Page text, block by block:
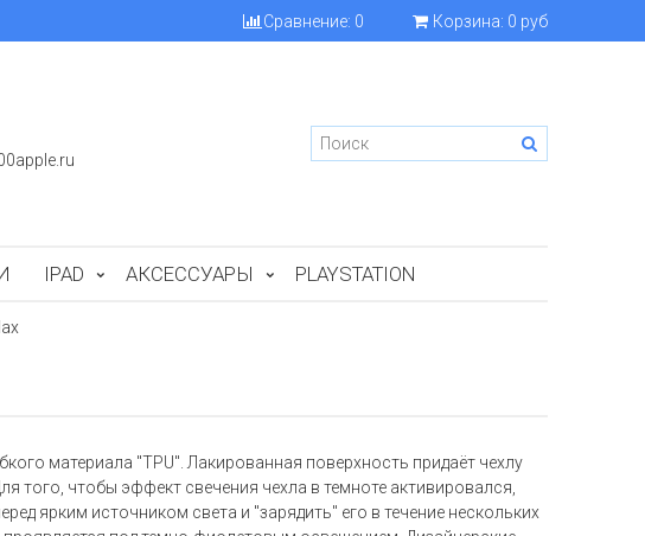
Сравнение: 0 Корзина: 0 руб
IPAD АКСЕССУАРЫ PLAYSTATION
материала "TPU". Лакированная поверхность придаёт чехлу
того, чтобы эффект свечения чехла в темноте активировался,
ярким источником света и "зарядить" его в течение нескольких